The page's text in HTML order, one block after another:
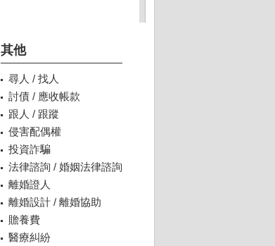
其他
尋人 / 找人
討債 / 應收帳款
跟人 / 跟蹤
侵害配偶權
投資詐騙
法律諮詢 / 婚姻法律諮詢
離婚證人
離婚設計 / 離婚協助
贍養費
醫療糾紛